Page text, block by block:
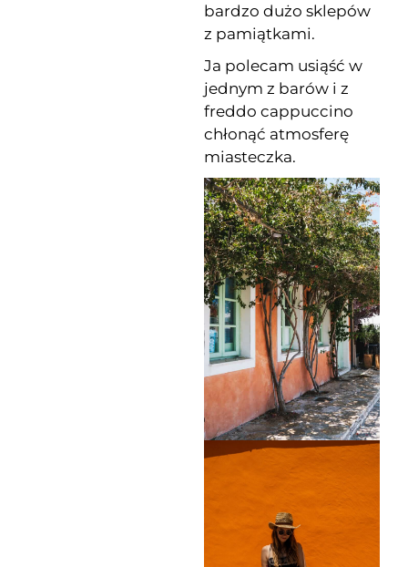
bardzo dużo sklepów
z pamiątkami.
Ja polecam usiąść w
jednym z barów i z
freddo cappuccino
chłonąć atmosferę
miasteczka.